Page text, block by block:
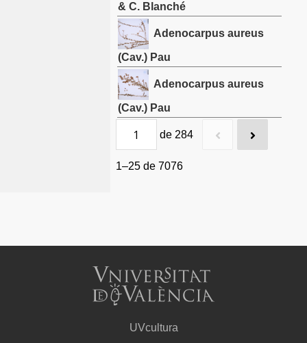
& C. Blanché
Adenocarpus aureus
(Cav.) Pau
Adenocarpus aureus
(Cav.) Pau
de 284
1–25 de 7076
UVcultura